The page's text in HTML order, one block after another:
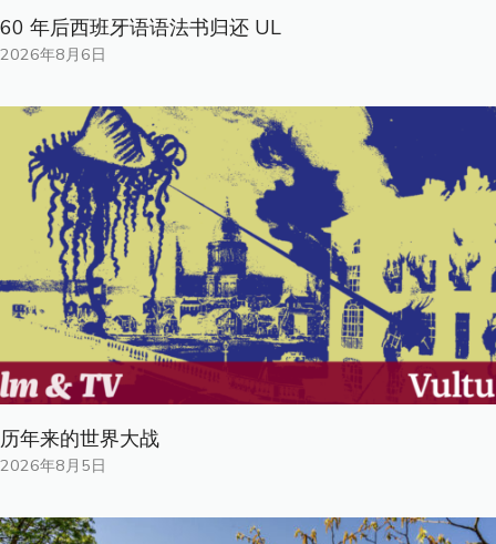
60 年后西班牙语语法书归还 UL
2026年8月6日
历年来的世界大战
2026年8月5日